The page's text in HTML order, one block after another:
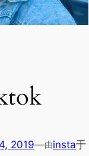
2019—由insta于